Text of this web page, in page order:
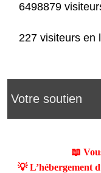
6498879
227 visiteurs en
Votre soutien
📖
💡 L’hébergement